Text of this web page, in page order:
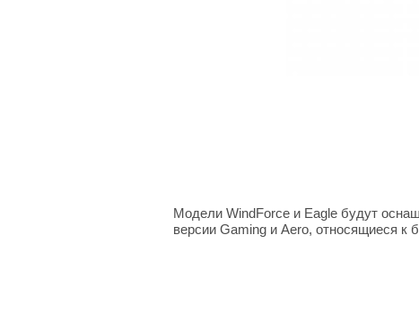
Модели WindForce и Eagle будут
версии Gaming и Aero, относящиеся к